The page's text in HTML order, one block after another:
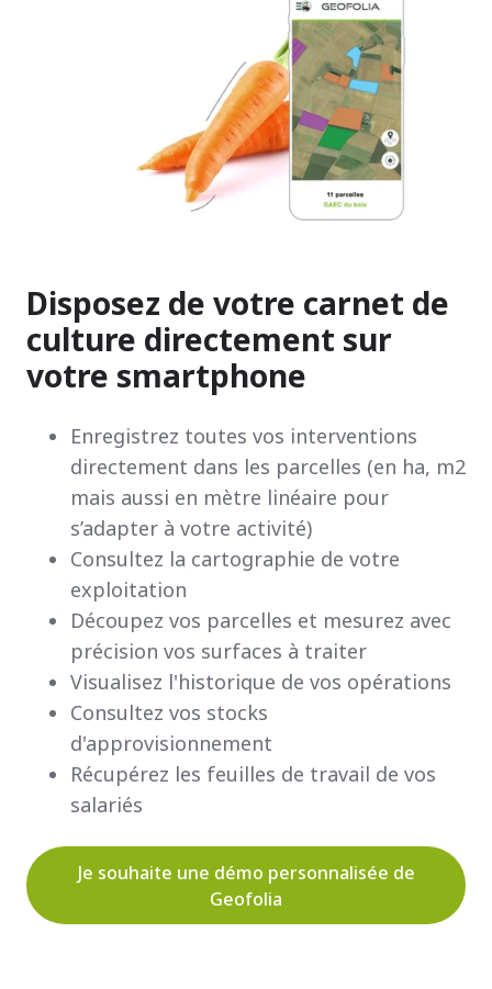
Disposez de votre carnet de
culture directement sur
votre smartphone
Enregistrez toutes vos interventions
directement dans les parcelles (en ha, m2
mais aussi en mètre linéaire pour
s’adapter à votre activité)
Consultez la cartographie de votre
exploitation
Découpez vos parcelles et mesurez avec
précision vos surfaces à traiter
Visualisez l'historique de vos opérations
Consultez vos stocks
d'approvisionnement
​Récupérez les feuilles de travail de vos
salariés​
Je souhaite une démo personnalisée de
Geofolia